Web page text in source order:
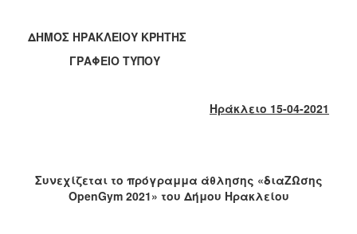
2019
2018
2012
2011
ΔΗΜΟΣ ΗΡΑΚΛΕΙΟΥ ΚΡΗΤΗΣ
ΓΡΑΦΕΙΟ ΤΥΠΟΥ
Ηράκλειο 15-04-2021
Συνεχίζεται το πρόγραμμα άθλησης «διαΖΩσης
OpenGym 2021» του Δήμου Ηρακλείου